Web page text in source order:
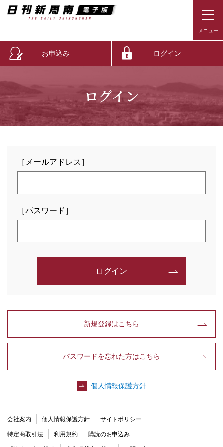
お申込み ログイン
ログイン
［メールアドレス］
［パスワード］
ログイン
新規登録はこちら
パスワードを忘れた方はこちら
個人情報保護方針
会社案内 個人情報保護方針 サイトポリシー
特定商取引法 利用規約 購読のお申込み